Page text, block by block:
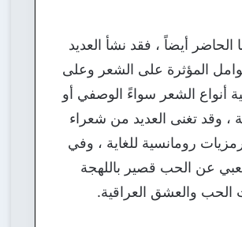
أيضاً ، فقد نشأ العديد
المؤثرة على الشعر وعلى
أنواع الشعر سواءً الوصفي أو
، وقد تغنى العديد من شعراء
رومانسية للغاية ، وفي
شعبي عن الحب قصير باللهجة
والعشق العراقية.